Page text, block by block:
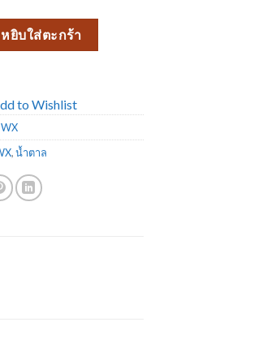
นิเจอร์ ขายดีที่สุด หนังเทียม PU-WX 228 ชิ้น
หยิบใส่ตะกร้า
to Wishlist
,น้ำตาล